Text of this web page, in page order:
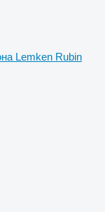
Lemken Rubin